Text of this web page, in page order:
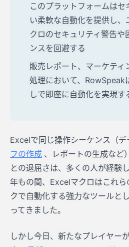
このプラットフォームはセ
い柔軟な自動化を提供し、
クロのセキュリティ警告や
ンスを回避する
販売レポート、マーケティ
処理において、RowSpeak
しで即座に自動化を実現す
Excelで同じ操作シーケンス（デ
フの作成 、レポートの生成など
との退屈さは、多くの人が経験
年もの間、Excelマクロはこれ
クで自動化する強力なツールと
ってきました。
しかし今日、新たなプレイヤー